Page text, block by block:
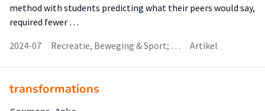
method with students predicting what their peers would say,
required fewer …
2024-07
Recreatie, Beweging & Sport; … Artikel
transformations